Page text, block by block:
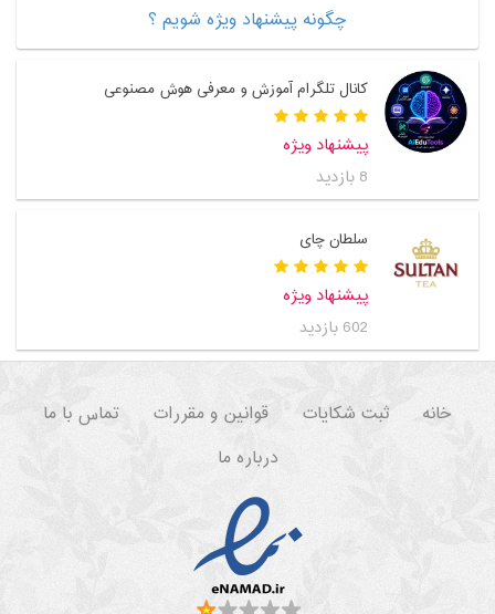
چگونه پیشنهاد ویژه شویم ؟
کانال تلگرام آموزش و معرفی هوش مصنوعی
پیشنهاد ویژه
8 بازدید
سلطان چای
پیشنهاد ویژه
602 بازدید
خانه ثبت شکایات قوانین و مقررات
تماس با ما
درباره ما